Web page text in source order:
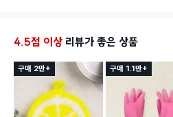
4.5점 이상 리뷰가 좋은 상품
구매 2만+ 구매 1.1만+